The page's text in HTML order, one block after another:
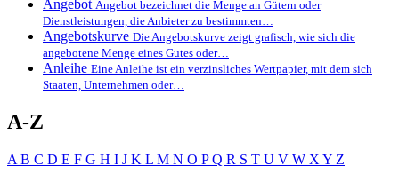
Angebot Angebot bezeichnet die Menge an Gütern oder
Dienstleistungen, die Anbieter zu bestimmten…
Angebotskurve Die Angebotskurve zeigt grafisch, wie sich die
angebotene Menge eines Gutes oder…
Anleihe Eine Anleihe ist ein verzinsliches Wertpapier, mit dem sich
Staaten, Unternehmen oder…
A-Z
A B C D E F G H I J K L M N O PQ R S T U V W X Y Z